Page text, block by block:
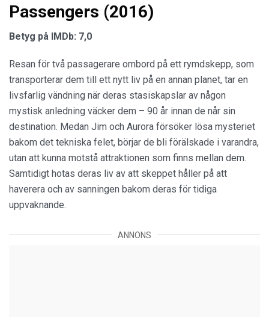
Passengers (2016)
Betyg på IMDb: 7,0
Resan för två passagerare ombord på ett rymdskepp, som
transporterar dem till ett nytt liv på en annan planet, tar en
livsfarlig vändning när deras stasiskapslar av någon
mystisk anledning väcker dem – 90 år innan de når sin
destination. Medan Jim och Aurora försöker lösa mysteriet
bakom det tekniska felet, börjar de bli förälskade i varandra,
utan att kunna motstå attraktionen som finns mellan dem.
Samtidigt hotas deras liv av att skeppet håller på att
haverera och av sanningen bakom deras för tidiga
uppvaknande.
ANNONS